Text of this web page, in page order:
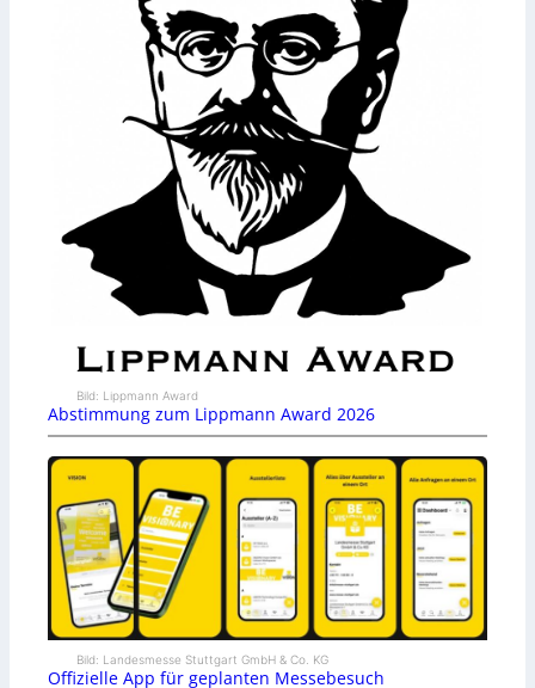
Bild: Lippmann Award
Abstimmung zum Lippmann Award 2026
Bild: Landesmesse Stuttgart GmbH & Co. KG
Offizielle App für geplanten Messebesuch